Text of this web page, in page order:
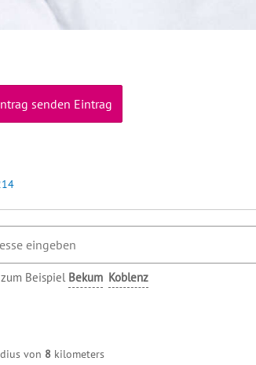
senden Eintrag
Beispiel Bekum Koblenz
von 8 kilometers